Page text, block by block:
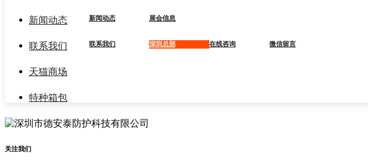
新闻动态 新闻动态 展会信息
联系我们 联系我们 深圳总部 在线咨询 微信留言
天猫商场
特种箱包
关注我们